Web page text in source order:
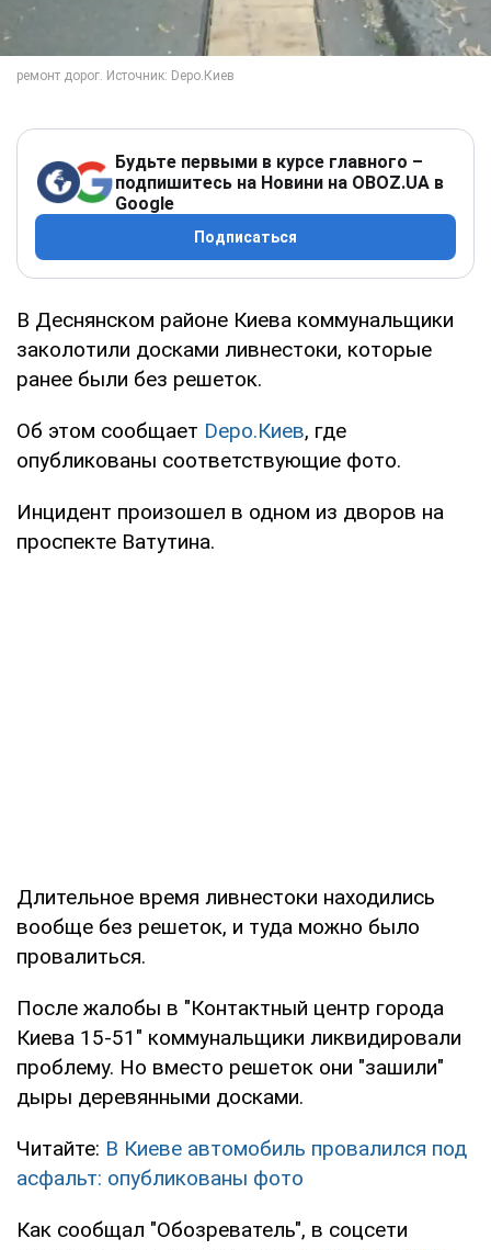
Будьте первыми в курсе главного –
подпишитесь на Новини на OBOZ.UA в
Google
Подписаться
В Деснянском районе Киева коммунальщики
заколотили досками ливнестоки, которые
ранее были без решеток.
Об этом сообщает Depo.Киев, где
опубликованы соответствующие фото.
Инцидент произошел в одном из дворов на
проспекте Ватутина.
Длительное время ливнестоки находились
вообще без решеток, и туда можно было
провалиться.
После жалобы в "Контактный центр города
Киева 15-51" коммунальщики ликвидировали
проблему. Но вместо решеток они "зашили"
дыры деревянными досками.
Читайте: В Киеве автомобиль провалился под
асфальт: опубликованы фото
Как сообщал "Обозреватель", в соцсети